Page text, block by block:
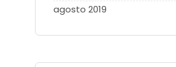
agosto 2019